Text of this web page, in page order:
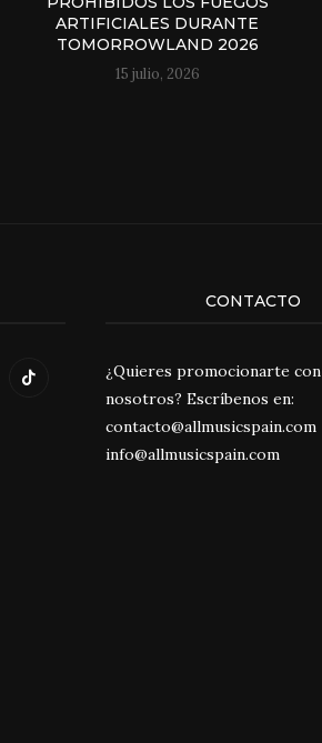
ARTIFICIALES DURANTE
TOMORROWLAND 2026
15 julio, 2026
CONTACTO
¿Quieres promocionarte con
nosotros? Escríbenos en:
contacto@allmusicspain.com
info@allmusicspain.com